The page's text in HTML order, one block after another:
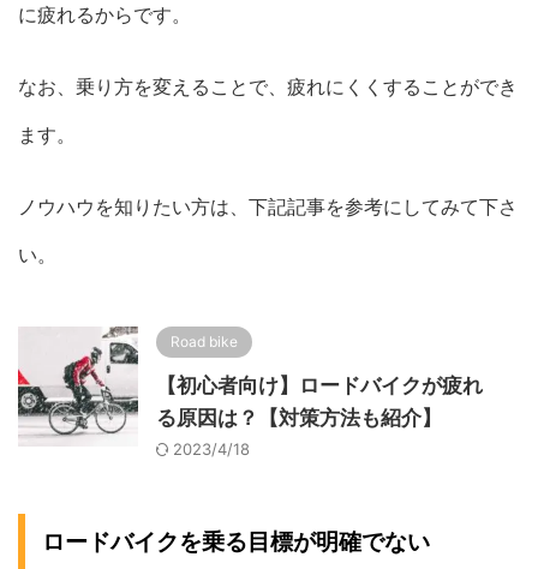
に疲れるからです。
なお、乗り方を変えることで、疲れにくくすることができ
ます。
ノウハウを知りたい方は、下記記事を参考にしてみて下さ
い。
Road bike
【初心者向け】ロードバイクが疲れ
る原因は？【対策方法も紹介】
2023/4/18
ロードバイクを乗る目標が明確でない